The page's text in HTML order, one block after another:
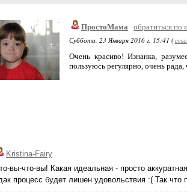
ПростоМама
обратиться по
Суббота, 23 Января 2016 г. 15:41 (
Очень красиво! Изнанка,
пользуюсь регулярно, очень
Kristina-Fairy
вы-что-вы! Какая идеальная - просто
процесс будет лишен удовольствия :( Так что